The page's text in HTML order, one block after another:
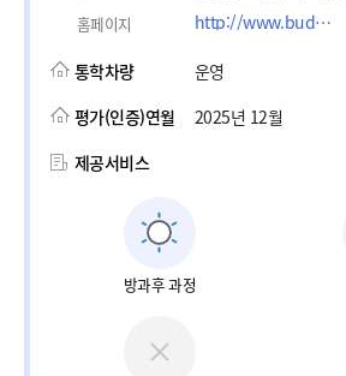
홈페이지 http://www.budae.caees.kr
통학차량
운영
평가(인증)연월
2025년 12월
제공서비스
방과후 과정